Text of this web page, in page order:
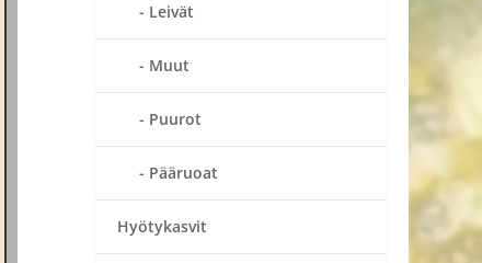
Leivät
Muut
Puurot
Pääruoat
Hyötykasvit